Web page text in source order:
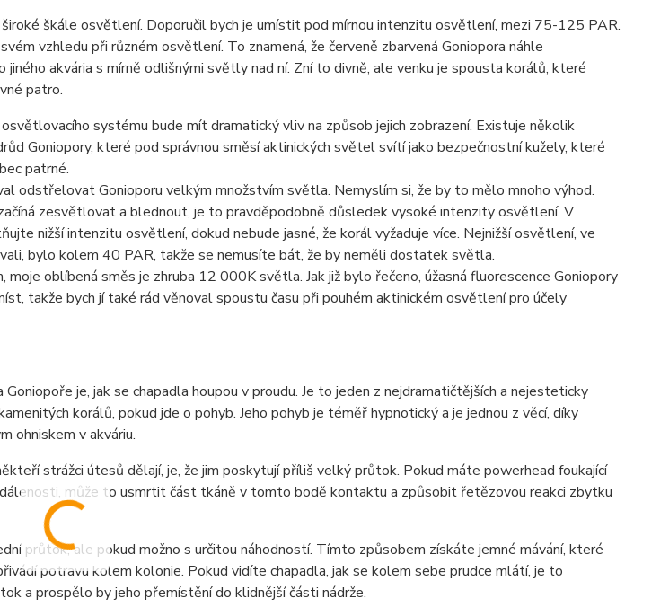
škále osvětlení. Doporučil bych je umístit pod mírnou intenzitu osvětlení, mezi 75-125 PAR.
vzhledu při různém osvětlení. To znamená, že červeně zbarvená Goniopora náhle
jiného akvária s mírně odlišnými světly nad ní. Zní to divně, ale venku je spousta korálů, které
patro.
systému bude mít dramatický vliv na způsob jejich zobrazení. Existuje několik
Goniopory, které pod správnou směsí aktinických světel svítí jako bezpečnostní kužely, které
patrné.
odstřelovat Gonioporu velkým množstvím světla. Nemyslím si, že by to mělo mnoho výhod.
zesvětlovat a blednout, je to pravděpodobně důsledek vysoké intenzity osvětlení. V
nižší intenzitu osvětlení, dokud nebude jasné, že korál vyžaduje více. Nejnižší osvětlení, ve
bylo kolem 40 PAR, takže se nemusíte bát, že by neměli dostatek světla.
oblíbená směs je zhruba 12 000K světla. Jak již bylo řečeno, úžasná fluorescence Goniopory
takže bych jí také rád věnoval spoustu času při pouhém aktinickém osvětlení pro účely
Goniopoře je, jak se chapadla houpou v proudu. Je to jeden z nejdramatičtějších a nejesteticky
korálů, pokud jde o pohyb. Jeho pohyb je téměř hypnotický a je jednou z věcí, díky
ohniskem v akváriu.
strážci útesů dělají, je, že jim poskytují příliš velký průtok. Pokud máte powerhead foukající
může to usmrtit část tkáně v tomto bodě kontaktu a způsobit řetězovou reakci zbytku
průtok, ale pokud možno s určitou náhodností. Tímto způsobem získáte jemné mávání, které
potravu kolem kolonie. Pokud vidíte chapadla, jak se kolem sebe prudce mlátí, je to
a prospělo by jeho přemístění do klidnější části nádrže.